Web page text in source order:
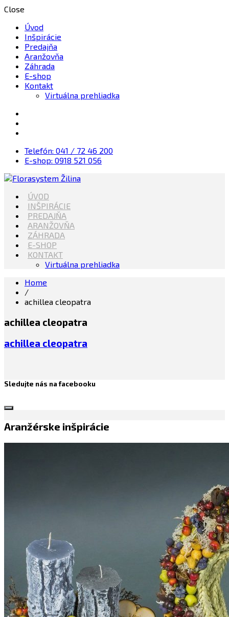
Close
Úvod
Inšpirácie
Predajňa
Aranžovňa
Záhrada
E-shop
Kontakt
Virtuálna prehliadka
Telefón: 041 / 72 46 200
E-shop: 0918 521 056
Florasystem Žilina
Kvety, Sviečky, dekorácie, Záhrada
ÚVOD
INŠPIRÁCIE
PREDAJŇA
ARANŽOVŇA
ZÁHRADA
E-SHOP
KONTAKT
Virtuálna prehliadka
Home
/
achillea cleopatra
achillea cleopatra
achillea cleopatra
Sledujte nás na facebooku
Aranžérske inšpirácie